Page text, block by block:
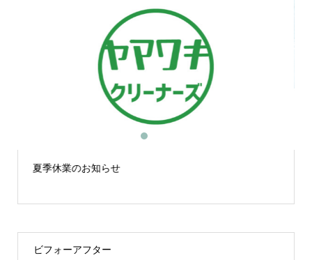
ドライ＆ウェットクリーニング10%OFFキャンペーン実
1
ビフォーアフター